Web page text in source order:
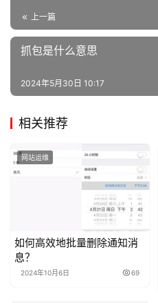
上一篇
抓包是什么意思
2024年5月30日 10:17
相关推荐
网站运维
如何高效地批量删除通知消
息？
2024年10月6日 69